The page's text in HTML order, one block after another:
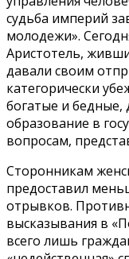
судьба империй
молодежи».
Аристотель,
давали своим
категорически
богатые и
образование в
вопросам,
Сторонникам
предоставил
отрывков.
высказывания в
всего лишь